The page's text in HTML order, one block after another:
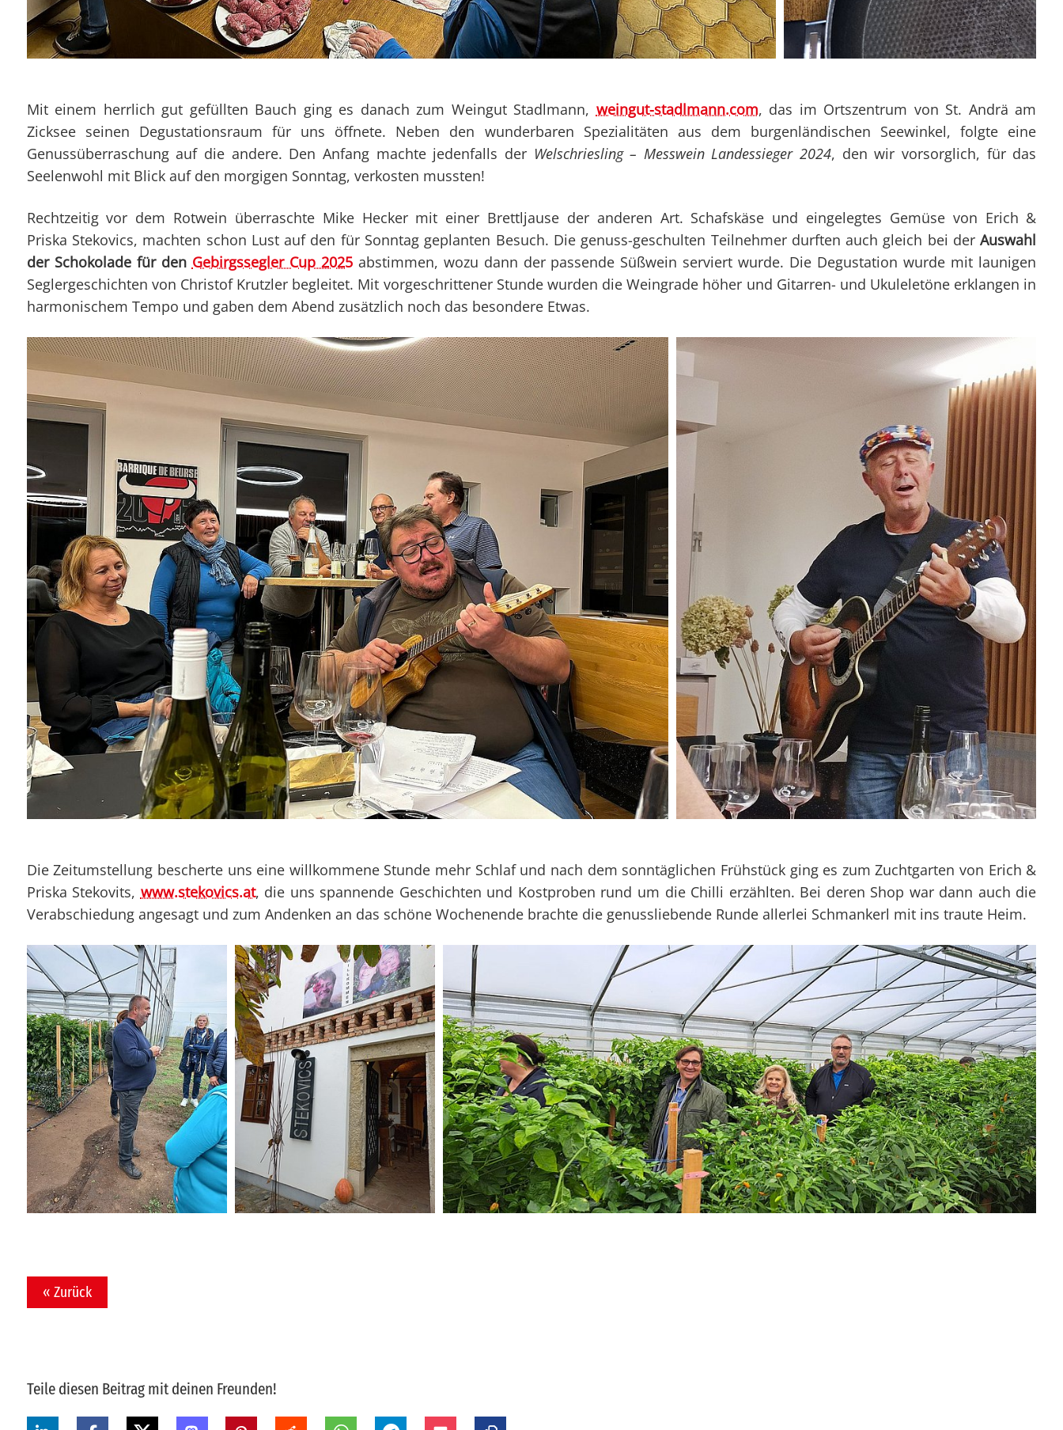
Mit einem herrlich gut gefüllten Bauch ging es danach zum Weingut Stadlmann, weingut-stadlmann.com, das im Ortszentrum von St. Andrä am
Zicksee seinen Degustationsraum für uns öffnete. Neben den wunderbaren Spezialitäten aus dem burgenländischen Seewinkel, folgte eine
Genussüberraschung auf die andere. Den Anfang machte jedenfalls der Welschriesling – Messwein Landessieger 2024, den wir vorsorglich, für das
Seelenwohl mit Blick auf den morgigen Sonntag, verkosten mussten!
Rechtzeitig vor dem Rotwein überraschte Mike Hecker mit einer Brettljause der anderen Art. Schafskäse und eingelegtes Gemüse von Erich &
Priska Stekovics, machten schon Lust auf den für Sonntag geplanten Besuch. Die genuss-geschulten Teilnehmer durften auch gleich bei derAuswahl
der Schokolade für den Gebirgssegler Cup 2025abstimmen, wozu dann der passende Süßwein serviert wurde. Die Degustation wurde mit launigen
Seglergeschichten von Christof Krutzler begleitet. Mit vorgeschrittener Stunde wurden die Weingrade höher und Gitarren- und Ukuleletöne erklangen in
harmonischem Tempo und gaben dem Abend zusätzlich noch das besondere Etwas.
Die Zeitumstellung bescherte uns eine willkommene Stunde mehr Schlaf und nach dem sonntäglichen Frühstück ging es zum Zuchtgarten von Erich &
Priska Stekovits, www.stekovics.at, die uns spannende Geschichten und Kostproben rund um die Chilli erzählten. Bei deren Shop war dann auch die
Verabschiedung angesagt und zum Andenken an das schöne Wochenende brachte die genussliebende Runde allerlei Schmankerl mit ins traute Heim.
« Zurück
Teile diesen Beitrag mit deinen Freunden!